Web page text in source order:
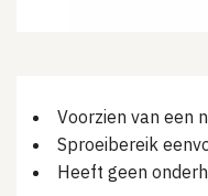
Voorzien van een
Sproeibereik
Heeft geen